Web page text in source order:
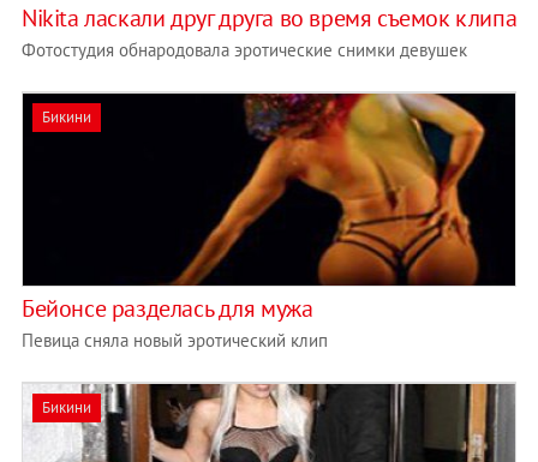
Nikita ласкали друг друга во время съемок клипа
Фотостудия обнародовала эротические снимки девушек
Бикини
Бейонсе разделась для мужа
Певица сняла новый эротический клип
Бикини